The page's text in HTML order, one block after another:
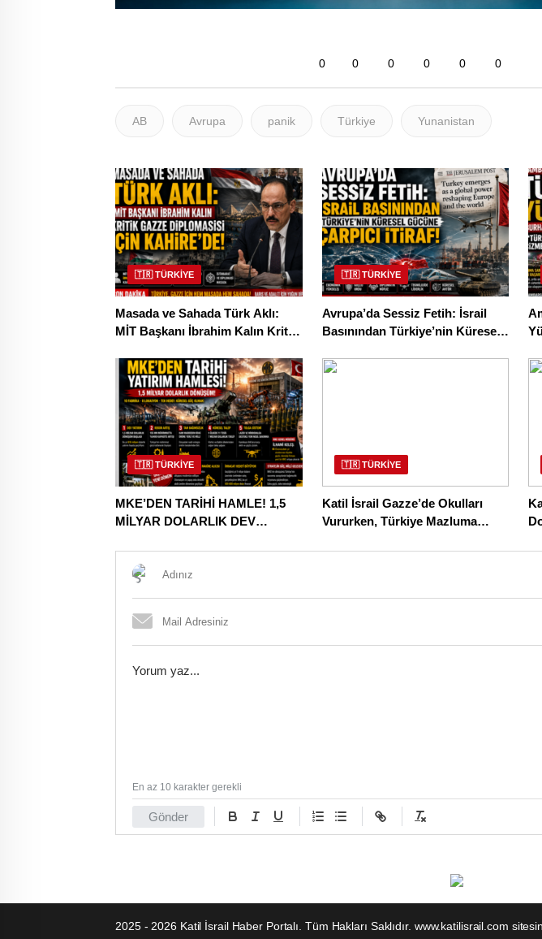
0 0 0 0 0 0
AB Avrupa panik Türkiye Yunanistan
🇹🇷 TÜRKİYE
Masada ve Sahada Türk Aklı:
MİT Başkanı İbrahim Kalın Kritik
Kahire’de!
🇹🇷 TÜRKİYE
Avrupa’da Sessiz Fetih: İsrail
Basınından Türkiye’nin Küresel
🇹🇷 TÜRKİYE
MKE’DEN TARİHİ HAMLE! 1,5
MİLYAR DOLARLIK DEV
🇹🇷 TÜRKİYE
Katil İsrail Gazze’de Okulları
Vururken, Türkiye Mazluma
Gönder
En az 10 karakter gerekli
2025 - 2026 Katil İsrail Haber Portalı. Tüm Hakları Saklıdır. www.katilisrail.com